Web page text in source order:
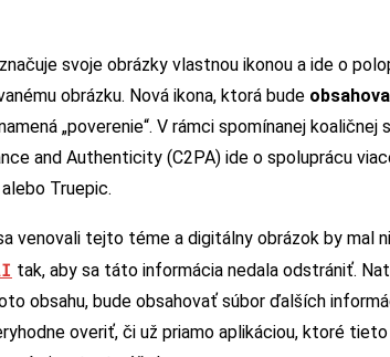
svoje obrázky vlastnou ikonou a ide o
obrázku. Nová ikona, ktorá bude
„poverenie“. V rámci spomínanej
and Authenticity (C2PA) ide o spoluprácu
Truepic.
venovali tejto téme a digitálny obrázok by mal
tak, aby sa táto informácia nedala odstrániť.
obsahu, bude obsahovať súbor ďalších
overiť, či už priamo aplikáciou, ktoré